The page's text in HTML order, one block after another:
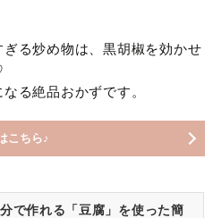
る炒め物は、黒胡椒を効かせ
る絶品おかずです。
こちら♪
で作れる「豆腐」を使った簡